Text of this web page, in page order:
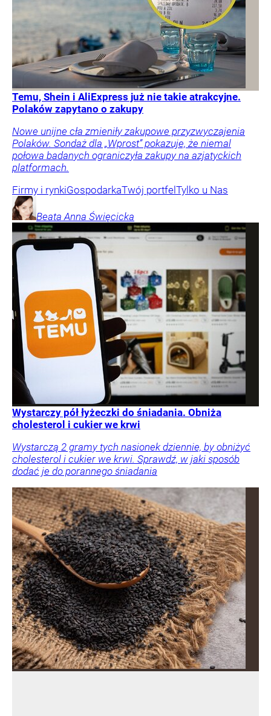
Temu, Shein i AliExpress już nie takie atrakcyjne.
Polaków zapytano o zakupy
Nowe unijne cła zmieniły zakupowe przyzwyczajenia
Polaków. Sondaż dla „Wprost” pokazuje, że niemal
połowa badanych ograniczyła zakupy na azjatyckich
platformach.
Firmy i rynkiGospodarkaTwój portfelTylko u Nas
Beata Anna Święcicka
Wystarczy pół łyżeczki do śniadania. Obniża
cholesterol i cukier we krwi
Wystarczą 2 gramy tych nasionek dziennie, by obniżyć
cholesterol i cukier we krwi. Sprawdź, w jaki sposób
dodać je do porannego śniadania